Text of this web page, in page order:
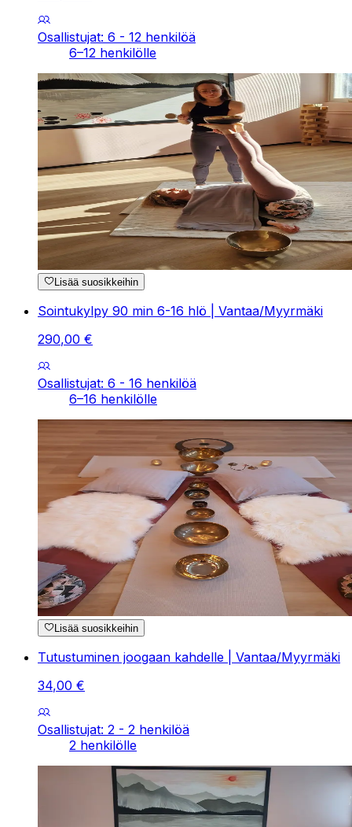
Osallistujat: 6 - 12 henkilöä
6–12 henkilölle
Lisää suosikkeihin
Sointukylpy 90 min 6-16 hlö | Vantaa/Myyrmäki
290,00 €
Osallistujat: 6 - 16 henkilöä
6–16 henkilölle
Lisää suosikkeihin
Tutustuminen joogaan kahdelle | Vantaa/Myyrmäki
34,00 €
Osallistujat: 2 - 2 henkilöä
2 henkilölle